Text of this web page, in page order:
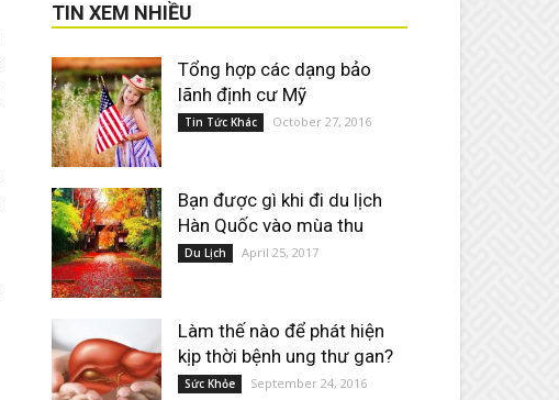
TIN XEM NHIỀU
Tổng hợp các dạng bảo
lãnh định cư Mỹ
Tin Tức Khác October 27, 2016
Bạn được gì khi đi du lịch
Hàn Quốc vào mùa thu
Du Lịch April 25, 2017
Làm thế nào để phát hiện
kịp thời bệnh ung thư gan?
Sức Khỏe September 24, 2016